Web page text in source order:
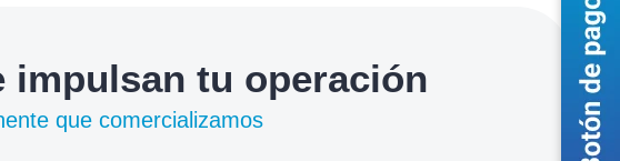
tu operación
que comercializamos